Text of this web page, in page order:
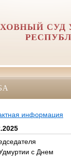
СУД
информация
с Днем